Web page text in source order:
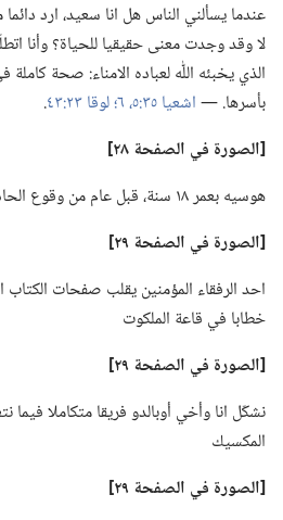
عندما يسألني الناس هل انا سعيد،‏ ارد
لا وقد وجدت معنى حقيقيا للحياة؟‏ وأنا
الذي يخبئه اللّٰه لعباده الامناء:‏ صحة
بأسرها.‏ —‏اشعيا ٣٥:‏٥،‏ ٦؛‏ لوقا ٢٣:‏٤٣
‏.‏
‏[الصورة في الصفحة ٢٨]‏
هوسيه بعمر ١٨ سنة،‏ قبل عام من وقوع الحادث
‏[الصورة في الصفحة ٢٩]‏
احد الرفقاء المؤمنين يقلب صفحات
خطابا في قاعة الملكوت
‏[الصورة في الصفحة ٢٩]‏
نشكّل انا وأخي أوبالدو فريقا متكاملا فيما
المكسيك
‏[الصورة في الصفحة ٢٩]‏